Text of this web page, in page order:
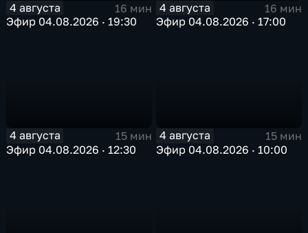
4 августа
16 мин
Эфир 04.08.2026 · 19:30
4 августа
16 мин
Эфир 04.08.2026 · 17:00
4 августа
15 мин
Эфир 04.08.2026 · 12:30
4 августа
15 мин
Эфир 04.08.2026 · 10:00